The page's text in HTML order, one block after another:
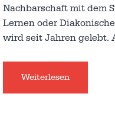
Nachbarschaft mit dem
Lernen oder
wird seit Jahren gelebt.
Weiterlesen